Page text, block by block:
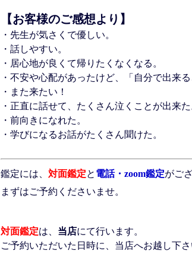
【お客様のご感想より】
・先生が気さくで優しい。
・話しやすい。
・居心地が良くて帰りたくなくなる。
・不安や心配があったけど、「自分で出来
・また来たい！
・正直に話せて、たくさん泣くことが出来た
・前向きになれた。
・学びになるお話がたくさん聞けた。
鑑定には、 対面鑑定と 電話・zoom鑑定がご
まずはご予約くださいませ。
対面鑑定は、 当店にて行います。
ご予約いただいた日時に、当店へお越し下さ